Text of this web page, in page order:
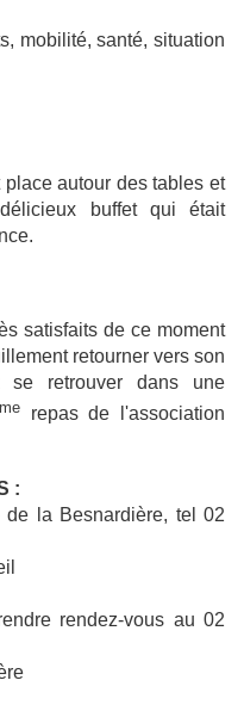
mobilité, santé, situation
autour des tables et
buffet qui était
satisfaits de ce moment
retourner vers son
se retrouver dans une
repas de l'association
:
de la Besnardière, tel 02
rendez-vous au 02